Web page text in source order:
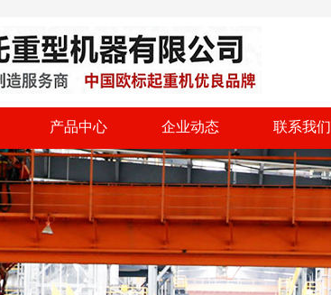
产品中心 企业动态 联系我们